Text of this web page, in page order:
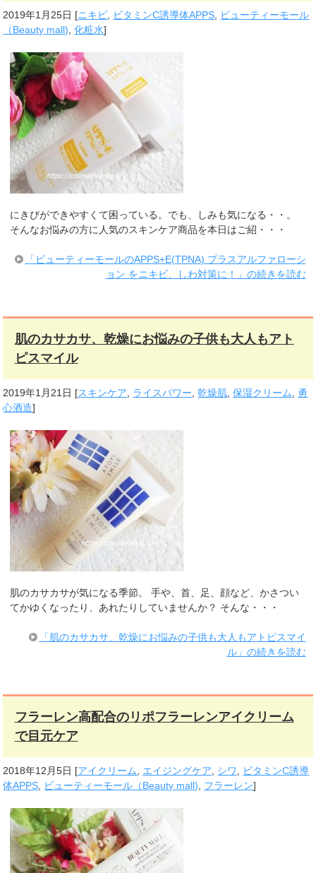
2019年1月25日 [ニキビ ビタミンC誘導体APPS
ビューティーモール
（Beauty mall) ,化粧水]
にきびができやすくて困っている。でも、しみも気になる・・。
そんなお悩みの方に人気のスキンケア商品を本日はご紹・・・
「ビューティーモールのAPPS+E(TPNA) プラスアルファローシ
ョン をニキビ、しわ対策に！」の続きを読む
肌のカサカサ、乾燥にお悩みの子供も大人もアト
ピスマイル
2019年1月21日 [スキンケア ライスパワー ,乾燥肌 ,保湿クリーム
勇
心酒造]
肌のカサカサが気になる季節。 手や、首、足、顔など、かさつい
てかゆくなったり、あれたりしていませんか？ そんな・・・
「肌のカサカサ、乾燥にお悩みの子供も大人もアトピスマイ
ル」の続きを読む
フラーレン高配合のリポフラーレンアイクリーム
で目元ケア
2018年12月5日 [アイクリーム, エイジングケア, シワ, ビタミンC誘導
体APPS, ビューティーモール（Beauty mall), フラーレン]